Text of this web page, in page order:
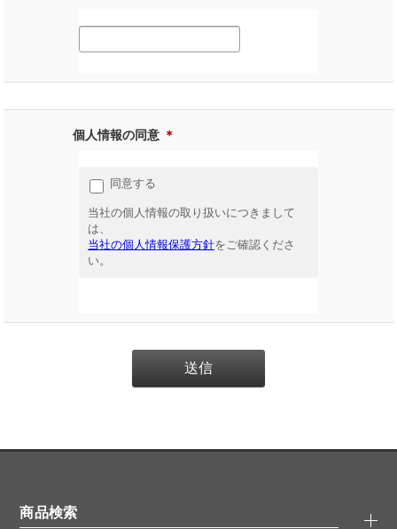
個人情報の同意 ＊
同意する
当社の個人情報の取り扱いにつきまして
は、
当社の個人情報保護方針をご確認くださ
い。
商品検索